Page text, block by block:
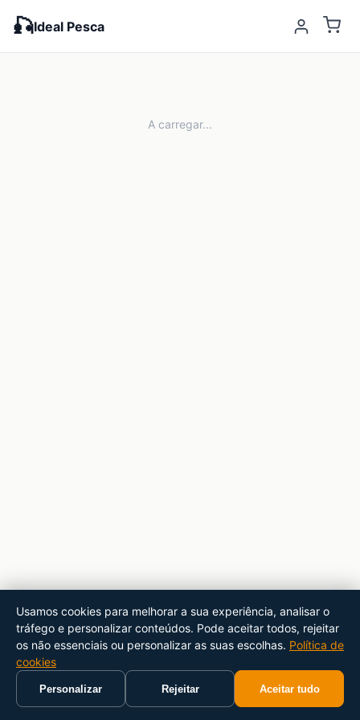
🎣Ideal Pesca
A carregar...
Usamos cookies para melhorar a sua experiência, analisar o
tráfego e personalizar conteúdos. Pode aceitar todos, rejeitar
os não essenciais ou personalizar as suas escolhas. Política de
cookies
Personalizar Rejeitar Aceitar tudo